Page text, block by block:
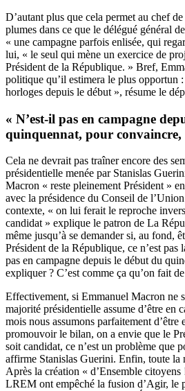
D’autant plus que cela permet au chef
plumes dans ce que le délégué général
« une campagne parfois enlisée, qui
lui, « le seul qui mène un exercice de
Président de la République. » Bref,
politique qu’il estimera le plus opportun
horloges depuis le début », résume le
« N’est-il pas en campagne
quinquennat, pour convaincre,
Cela ne devrait pas traîner encore des
présidentielle menée par Stanislas
Macron « reste pleinement Président »
avec la présidence du Conseil de
contexte, « on lui ferait le reproche
candidat » explique le patron de La
même jusqu’à se demander si, au fond,
Président de la République, ce n’est pas
pas en campagne depuis le début du
expliquer ? C’est comme ça qu’on fait
Effectivement, si Emmanuel Macron ne
majorité présidentielle assume d’être en
mois nous assumons parfaitement d’être
promouvoir le bilan, on a envie que le
soit candidat, ce n’est un problème que
affirme Stanislas Guerini. Enfin, toute la
Après la création « d’Ensemble citoyens
LREM ont empêché la fusion d’Agir, le